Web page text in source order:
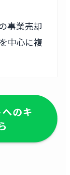
事業売却
中心に複
のキ